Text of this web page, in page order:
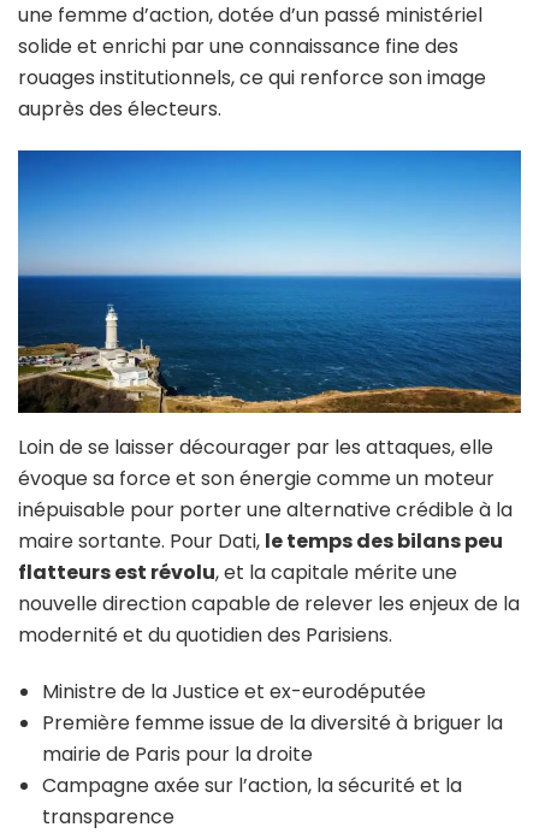
une femme d’action, dotée d’un passé ministériel
solide et enrichi par une connaissance fine des
rouages institutionnels, ce qui renforce son image
auprès des électeurs.
Loin de se laisser décourager par les attaques, elle
évoque sa force et son énergie comme un moteur
inépuisable pour porter une alternative crédible à la
maire sortante. Pour Dati, le temps des bilans peu
flatteurs est révolu, et la capitale mérite une
nouvelle direction capable de relever les enjeux de la
modernité et du quotidien des Parisiens.
Ministre de la Justice et ex-eurodéputée
Première femme issue de la diversité à briguer la
mairie de Paris pour la droite
Campagne axée sur l’action, la sécurité et la
transparence